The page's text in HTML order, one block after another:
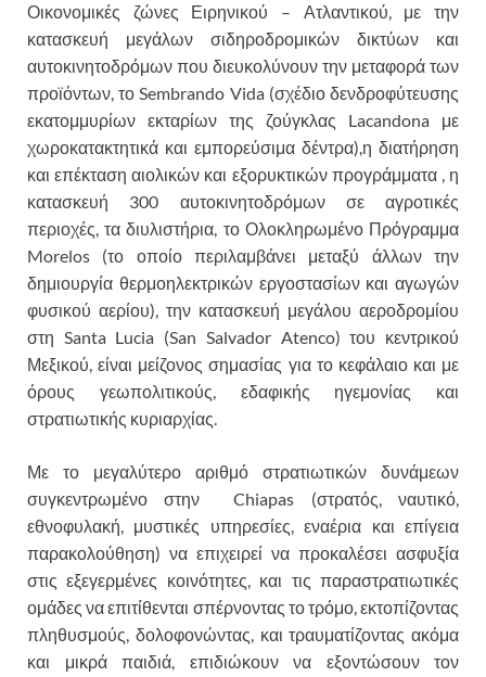
Οικονομικές ζώνες Ειρηνικού – Ατλαντικού, με την
κατασκευή μεγάλων σιδηροδρομικών δικτύων και
αυτοκινητοδρόμων που διευκολύνουν την μεταφορά των
προϊόντων, το Sembrando Vida (σχέδιο δενδροφύτευσης
εκατομμυρίων εκταρίων της ζούγκλας Lacandona με
χωροκατακτητικά και εμπορεύσιμα δέντρα),η διατήρηση
και επέκταση αιολικών και εξορυκτικών προγράμματα , η
κατασκευή 300 αυτοκινητοδρόμων σε αγροτικές
περιοχές, τα διυλιστήρια, το Ολοκληρωμένο Πρόγραμμα
Morelos (το οποίο περιλαμβάνει μεταξύ άλλων την
δημιουργία θερμοηλεκτρικών εργοστασίων και αγωγών
φυσικού αερίου), την κατασκευή μεγάλου αεροδρομίου
στη Santa Lucia (San Salvador Atenco) του κεντρικού
Μεξικού, είναι μείζονος σημασίας για το κεφάλαιο και με
όρους γεωπολιτικούς, εδαφικής ηγεμονίας και
στρατιωτικής κυριαρχίας.
Με το μεγαλύτερο αριθμό στρατιωτικών δυνάμεων
συγκεντρωμένο στην Chiapas (στρατός, ναυτικό,
εθνοφυλακή, μυστικές υπηρεσίες, εναέρια και επίγεια
παρακολούθηση) να επιχειρεί να προκαλέσει ασφυξία
στις εξεγερμένες κοινότητες, και τις παραστρατιωτικές
ομάδες να επιτίθενται σπέρνοντας το τρόμο, εκτοπίζοντας
πληθυσμούς, δολοφονώντας, και τραυματίζοντας ακόμα
και μικρά παιδιά, επιδιώκουν να εξοντώσουν τον